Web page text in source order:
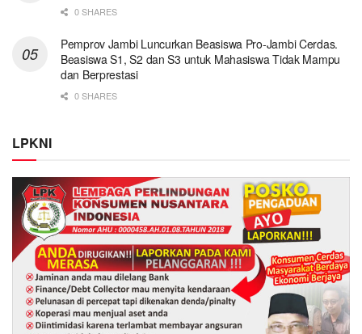
0 SHARES
Pemprov Jambi Luncurkan Beasiswa Pro-Jambi Cerdas.
Beasiswa S1, S2 dan S3 untuk Mahasiswa Tidak Mampu
dan Berprestasi
0 SHARES
LPKNI